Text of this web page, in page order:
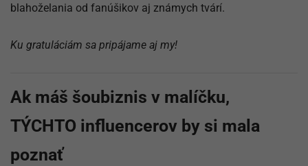
blahoželania od fanúšikov aj známych tvárí.
Ku gratuláciám sa pripájame aj my!
Ak máš šoubiznis v malíčku,
TÝCHTO influencerov by si mala
poznať